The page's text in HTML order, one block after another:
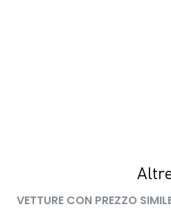
VETTURE CON PREZZO